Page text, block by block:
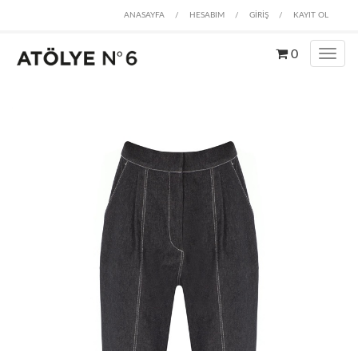
ANASAYFA / HESABIM / GİRİŞ / KAYIT OL
0